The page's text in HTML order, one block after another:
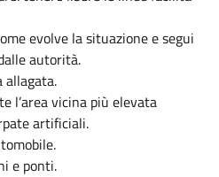
evolve la situazione e segui
autorità.
allagata.
l’area vicina più elevata
artificiali.
e ponti.